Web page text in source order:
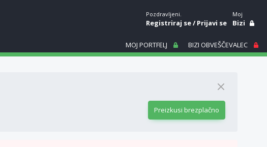
Pozdravljeni.
Registriraj se/Prijavi se
Moj
Bizi
MOJ PORTFELJ BIZI OBVEŠČEVALEC
Preizkusi brezplačno